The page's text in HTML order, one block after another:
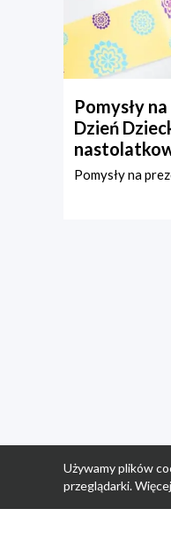
Pomysły
Dzień
Pomysły na
Używamy plików
przeglądarki.